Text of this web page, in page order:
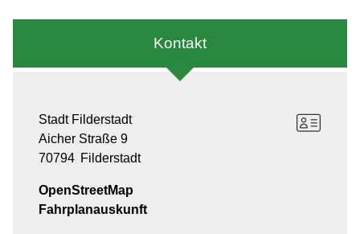
Kontakt
Stadt Filderstadt
Aicher Straße 9
70794 Filderstadt
OpenStreetMap
Fahrplanauskunft